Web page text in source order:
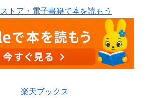
トア・電子書籍で本を読もう
楽天ブックス